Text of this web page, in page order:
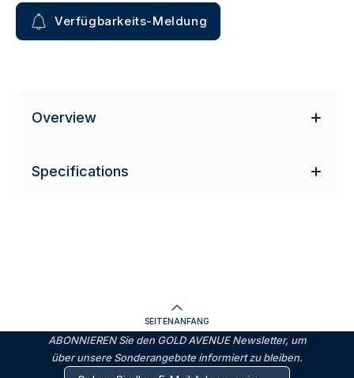
Verfügbarkeits-Meldung
Overview
Specifications
SEITENANFANG
ABONNIEREN Sie den GOLD AVENUE Newsletter, um
über unsere Sonderangebote informiert zu bleiben.